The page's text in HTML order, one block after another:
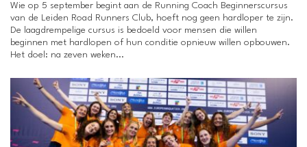
Wie op 5 september begint aan de Running Coach Beginnerscursus
van de Leiden Road Runners Club, hoeft nog geen hardloper te zijn.
De laagdrempelige cursus is bedoeld voor mensen die willen
beginnen met hardlopen of hun conditie opnieuw willen opbouwen.
Het doel: na zeven weken...